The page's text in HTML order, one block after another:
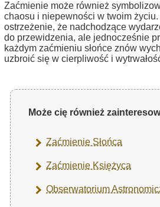
Zaćmienie może również
chaosu i niepewności w twoim
ostrzeżenie, że nadchodzące
do przewidzenia, ale jednocześnie
każdym zaćmieniu słońce znów
uzbroić się w cierpliwość i
Może cię również
Zaćmienie Słońca
Zaćmienie Księżyca
Obserwatorium